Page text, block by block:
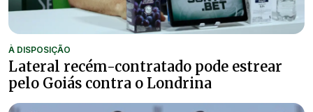
À DISPOSIÇÃO
Lateral recém-contratado pode estrear
pelo Goiás contra o Londrina